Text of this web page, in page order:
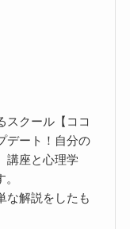
スクール【ココ
デート！自分の
講座と心理学
な解説をしたも